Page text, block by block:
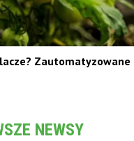
Zautomatyzowane
NEWSY